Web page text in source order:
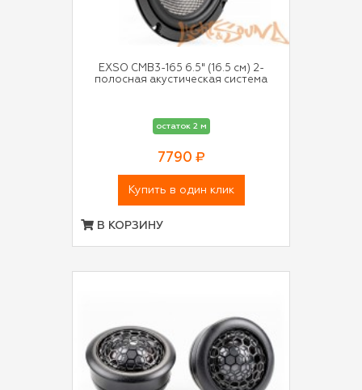
EXSO CMB3-165 6.5" (16.5 см) 2-
полосная акустическая система
остаток 2 м
7790 ₽
Купить в один клик
В КОРЗИНУ